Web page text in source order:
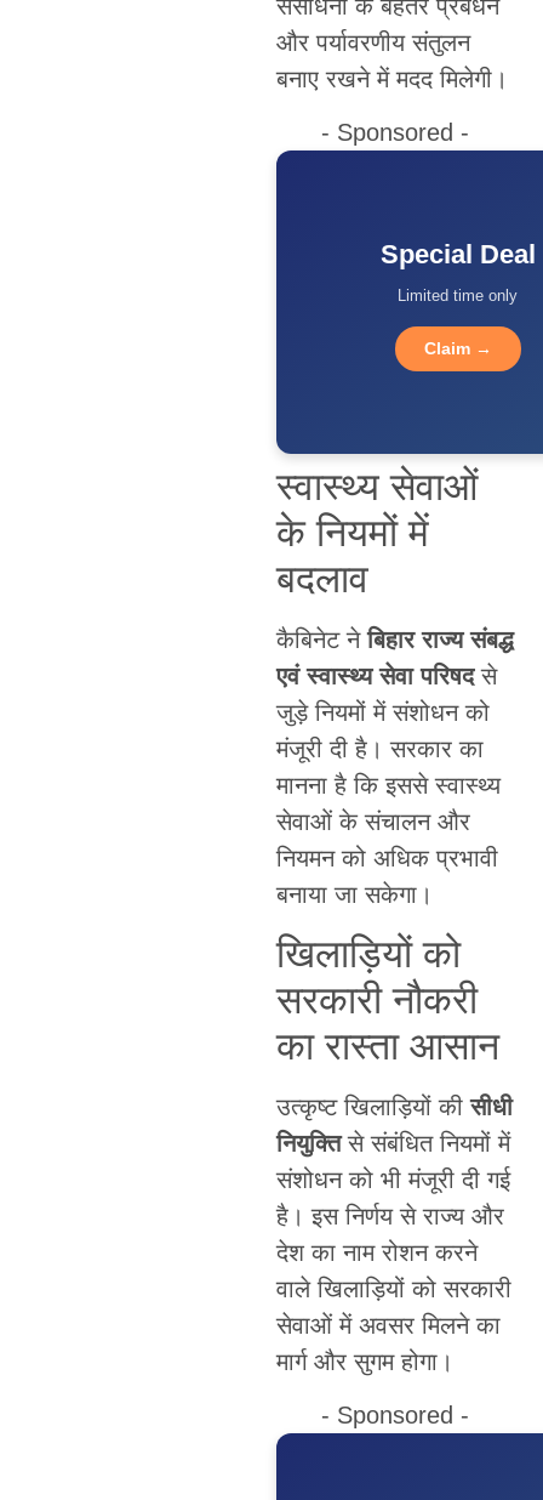
संसाधनों के बेहतर प्रबंधन
और पर्यावरणीय संतुलन
बनाए रखने में मदद मिलेगी।
- Sponsored -
Special Deal
Limited time only
Claim →
स्वास्थ्य सेवाओं
के नियमों में
बदलाव
कैबिनेट नेबिहार राज्य संबद्ध
एवं स्वास्थ्य सेवा परिषदसे
जुड़े नियमों में संशोधन को
मंजूरी दी है। सरकार का
मानना है कि इससे स्वास्थ्य
सेवाओं के संचालन और
नियमन को अधिक प्रभावी
बनाया जा सकेगा।
खिलाड़ियों को
सरकारी नौकरी
का रास्ता आसान
उत्कृष्ट खिलाड़ियों कीसीधी
नियुक्तिसे संबंधित नियमों में
संशोधन को भी मंजूरी दी गई
है। इस निर्णय से राज्य और
देश का नाम रोशन करने
वाले खिलाड़ियों को सरकारी
सेवाओं में अवसर मिलने का
मार्ग और सुगम होगा।
- Sponsored -